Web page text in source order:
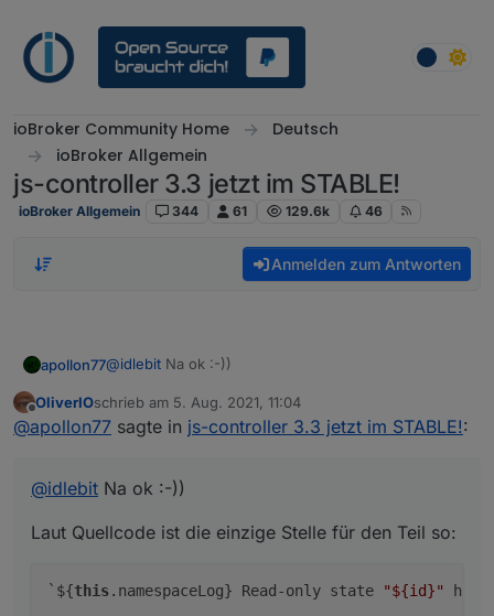
ioBroker Community Home
Deutsch
ioBroker Allgemein
js-controller 3.3 jetzt im STABLE!
ioBroker Allgemein 344 61 129.6k 46
Anmelden zum Antworten
apollon77@idlebit Na ok :-))
Laut Quellcode ist die einzige Stelle für den Teil so:
Offline
OliverIOschrieb am 5. Aug. 2021, 11:04
zuletzt editiert von
@apollon77 sagte in js-controller 3.3 jetzt im STABLE!:
@idlebit Na ok :-))
Laut Quellcode ist die einzige Stelle für den Teil so:
`${this .namespaceLog} Read-only state "${id}" has